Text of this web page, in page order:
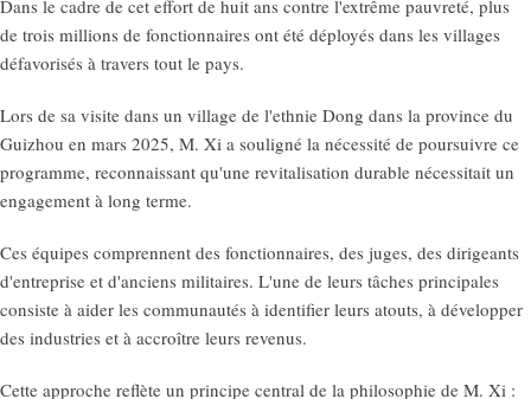
Dans le cadre de cet effort de huit ans contre l'extrême pauvreté, plus
de trois millions de fonctionnaires ont été déployés dans les villages
défavorisés à travers tout le pays.
Lors de sa visite dans un village de l'ethnie Dong dans la province du
Guizhou en mars 2025, M. Xi a souligné la nécessité de poursuivre ce
programme, reconnaissant qu'une revitalisation durable nécessitait un
engagement à long terme.
Ces équipes comprennent des fonctionnaires, des juges, des dirigeants
d'entreprise et d'anciens militaires. L'une de leurs tâches principales
consiste à aider les communautés à identifier leurs atouts, à développer
des industries et à accroître leurs revenus.
Cette approche reflète un principe central de la philosophie de M. Xi :